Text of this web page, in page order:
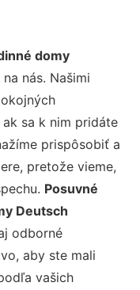
domy
nás. Našimi
sa k nim pridáte
prispôsobiť a
pretože vieme,
Posuvné
Deutsch
odborné
aby ste mali
vašich